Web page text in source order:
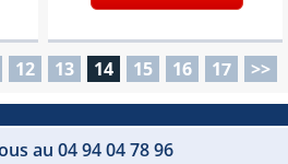
12 13 14 15 16 17 >>
au 04 94 04 78 96